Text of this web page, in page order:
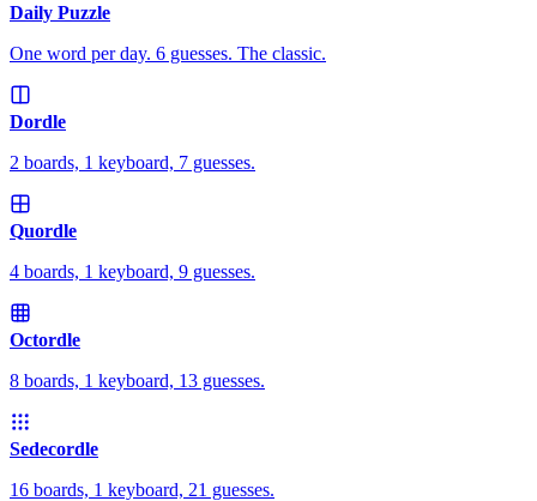
Daily Puzzle
One word per day. 6 guesses. The classic.
Dordle
2 boards, 1 keyboard, 7 guesses.
Quordle
4 boards, 1 keyboard, 9 guesses.
Octordle
8 boards, 1 keyboard, 13 guesses.
Sedecordle
16 boards, 1 keyboard, 21 guesses.